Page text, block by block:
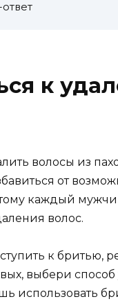
к
волосы из
от
каждый
волос.
к бритью,
выбери
использовать